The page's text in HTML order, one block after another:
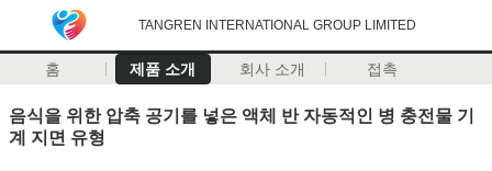
TANGREN INTERNATIONAL GROUP LIMITED
홈 제품 소개 회사 소개 접촉
음식을 위한 압축 공기를 넣은 액체 반 자동적인 병 충전물 기
계 지면 유형